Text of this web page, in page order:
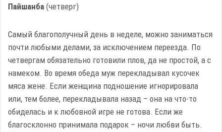
Пайшанба (четверг)
Самый благополучный день в неделе, можно заниматься
почти любыми делами, за исключением переезда. По
четвергам обязательно готовили плов, да не простой, а с
намеком. Во время обеда муж перекладывал кусочек
мяса жене. Если женщина подношение игнорировала
или, тем более, перекладывала назад – она на что-то
обиделась и к любовной игре не готова. Если же
благосклонно принимала подарок – ночи любви быть.